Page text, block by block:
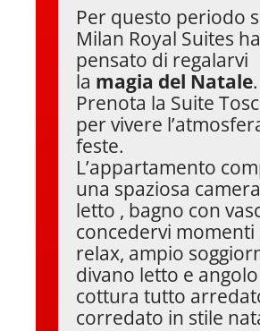
Per questo periodo
Milan Royal Suites ha
pensato di regalarvi
la magia del Natale.
Prenota la Suite
per vivere
feste.
L’appartamento
una spaziosa
letto , bagno con
concedervi momenti
relax, ampio
divano letto e angolo
cottura tutto
corredato in stile